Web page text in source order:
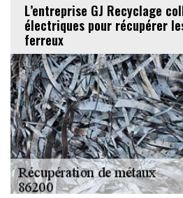
L’entreprise GJ Recyclage
électriques pour récupérer
ferreux